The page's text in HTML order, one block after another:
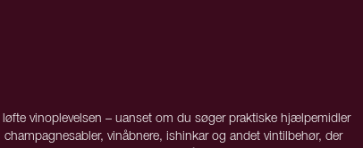
vinoplevelsen – uanset om du søger praktiske hjælpemidler
vinåbnere, ishinkar og andet vintilbehør, der